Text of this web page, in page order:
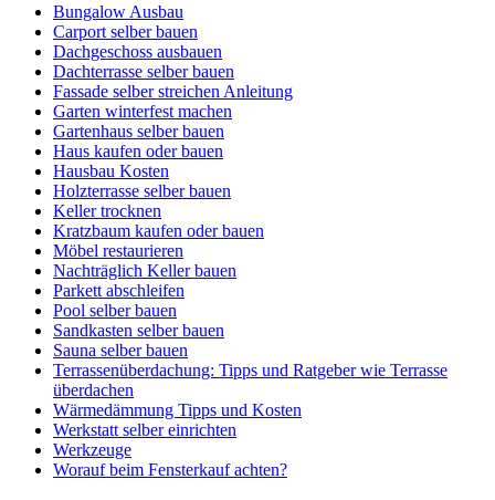
Bungalow Ausbau
Carport selber bauen
Dachgeschoss ausbauen
Dachterrasse selber bauen
Fassade selber streichen Anleitung
Garten winterfest machen
Gartenhaus selber bauen
Haus kaufen oder bauen
Hausbau Kosten
Holzterrasse selber bauen
Keller trocknen
Kratzbaum kaufen oder bauen
Möbel restaurieren
Nachträglich Keller bauen
Parkett abschleifen
Pool selber bauen
Sandkasten selber bauen
Sauna selber bauen
Terrassenüberdachung: Tipps und Ratgeber wie Terrasse
überdachen
Wärmedämmung Tipps und Kosten
Werkstatt selber einrichten
Werkzeuge
Worauf beim Fensterkauf achten?